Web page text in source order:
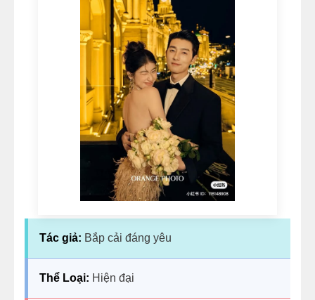
Tác giả: Bắp cải đáng yêu
Thể Loại: Hiện đại